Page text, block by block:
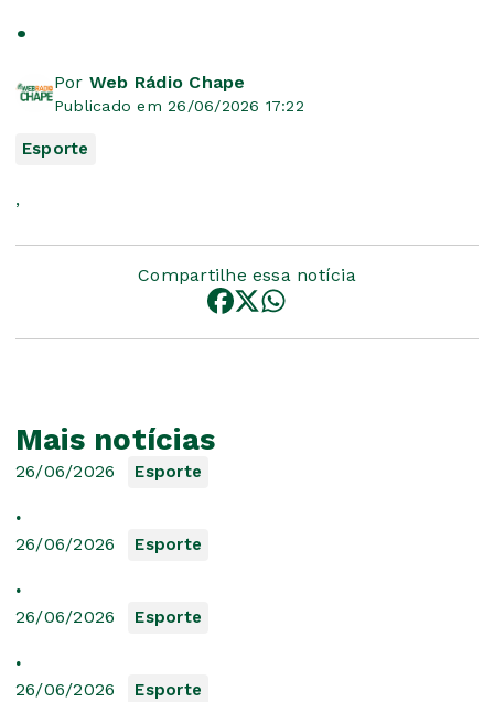
.
Por Web Rádio Chape
Publicado em 26/06/2026 17:22
Esporte
,
Compartilhe essa notícia
Mais notícias
Esporte
26/06/2026
.
Esporte
26/06/2026
.
Esporte
26/06/2026
.
Esporte
26/06/2026